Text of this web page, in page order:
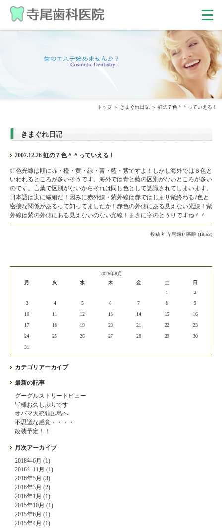
トップ きまぐれ日記 虹の７色＾＾っていえる！
きまぐれ日記
2007.12.26 虹の７色＾＾っていえる！
虹色光線は順に赤・橙・黄・緑・青・藍・紫ですよ！しかし海外では６色と
いわれるところが多いそうです。海外では青と藍の区別がないところが多い
のです。言葉で区別がないからそれは同じ色として認識されてしまいます。
日本語は実に繊細だ！因みに赤外線・紫外線は赤ではじまり紫終わる7色と
密接な関係があるって知ってましたか！赤色の外側にある見えない光線！紫
外線は紫の外側にある見えないのない光線！まさに字のとうりですね＾＾
投稿者 寺尾歯科医院 (19:53)
2026年8月
月
火 水 木 金 土
日
1
2
3
4 5 6 7 8
9
10
11 12 13 14 15
16
17
18 19 20 21 22
23
24
25 26 27 28 29
30
31
カテゴリアーカイブ
最新の記事
グーグルストリートビュー
皆様お久しぶりです
オバマ大統領広島へ
不思議な感覚・・・・
改装予定！！
月次アーカイブ
2018年6月 (1)
2016年11月 (1)
2016年5月 (3)
2016年3月 (2)
2016年1月 (1)
2015年10月 (1)
2015年6月 (1)
2015年4月 (1)